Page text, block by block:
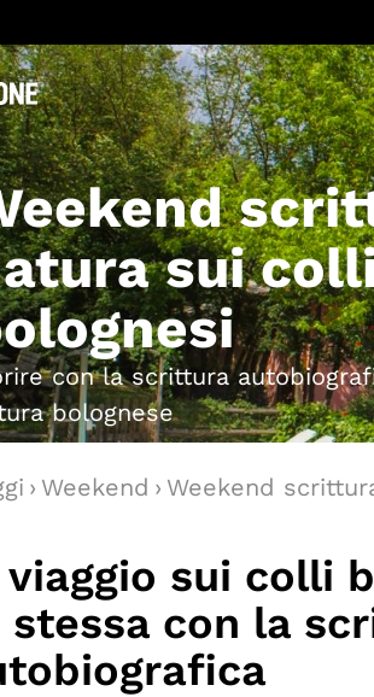
sui
con la scrittura
bolognese
› Weekend › Weekend
viaggio sui colli
stessa con la